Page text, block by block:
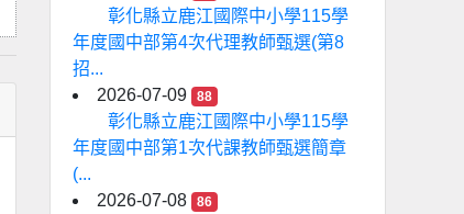
彰化縣立鹿江國際中小學115學
年度國中部第4次代理教師甄選(第8
招...
2026-07-09
88
彰化縣立鹿江國際中小學115學
年度國中部第1次代課教師甄選簡章
(...
2026-07-08
86